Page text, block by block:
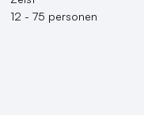
12 - 75 personen